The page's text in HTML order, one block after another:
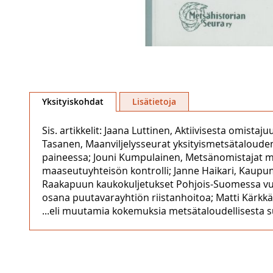
to
the
images
gallery
Yksityiskohdat
Sis. artikkelit: Jaana Luttinen, Aktiivisesta
Tasanen, Maanviljelysseurat
paineessa; Jouni Kumpulainen, Metsänomistajat
maaseutuyhteisön kontrolli; Janne Haikari,
Raakapuun kaukokuljetukset Pohjois-Suomessa
osana puutavarayhtiön riistanhoitoa; Matti
...eli muutamia kokemuksia metsätaloudellisesta
Lisätietoja